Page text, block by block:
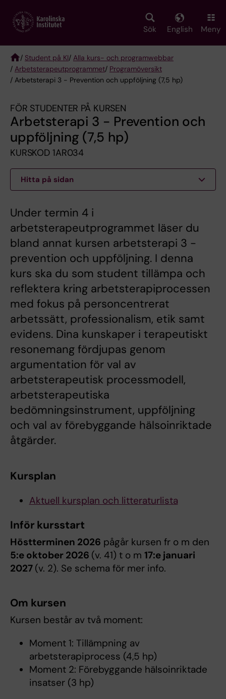
main
Sök English Meny
Breadcrumb
/ Student på KI/ Alla kurs- och programwebbar
/ Arbetsterapeut­programmet/ Programöversikt
/ Arbetsterapi 3 - Prevention och uppföljning (7,5 hp)
FÖR STUDENTER PÅ KURSEN
Arbetsterapi 3 - Prevention och
uppföljning (7,5 hp)
KURSKOD 1AR034
Hitta på sidan
Under termin 4 i
arbetsterapeutprogrammet läser du
bland annat kursen arbetsterapi 3 -
prevention och uppföljning. I denna
kurs ska du som student tillämpa och
reflektera kring arbetsterapiprocessen
med fokus på personcentrerat
arbetssätt, professionalism, etik samt
evidens. Dina kunskaper i terapeutiskt
resonemang fördjupas genom
argumentation för val av
arbetsterapeutisk processmodell,
arbetsterapeutiska
bedömningsinstrument, uppföljning
och val av förebyggande hälsoinriktade
åtgärder.
Kursplan
Aktuell kursplan och litteraturlista
Inför kursstart
Höstterminen 2026 pågår kursen fr o m den
5:e oktober 2026 (v. 41) t o m 17:e januari
2027 (v. 2). Se schema för mer info.
Om kursen
Kursen består av två moment:
Moment 1: Tillämpning av
arbetsterapiprocess (4,5 hp)
Moment 2: Förebyggande hälsoinriktade
insatser (3 hp)